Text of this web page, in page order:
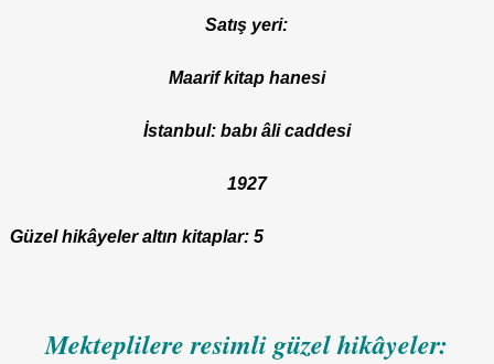
Satış yeri:
Maarif kitap hanesi
İstanbul: babı âli caddesi
1927
Güzel hikâyeler altın kitaplar: 5
Mekteplilere resimli güzel hikâyeler: